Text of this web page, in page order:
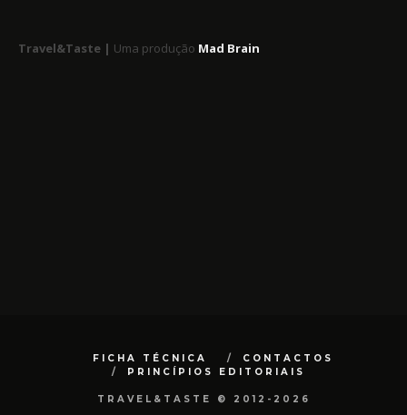
Travel&Taste | Uma produção Mad Brain
FICHA TÉCNICA
CONTACTOS
PRINCÍPIOS EDITORIAIS
TRAVEL&TASTE © 2012-2026